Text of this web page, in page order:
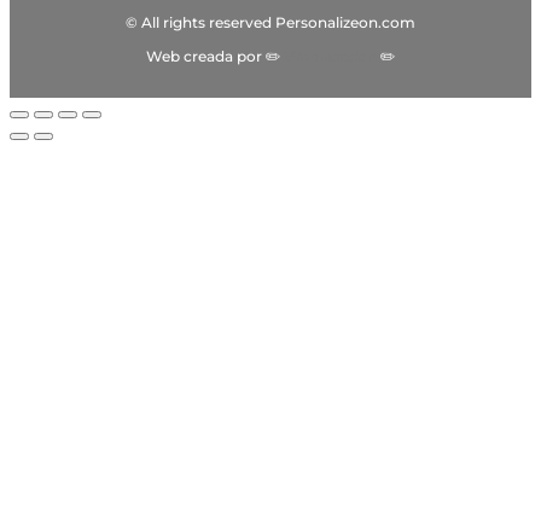
© All rights reserved Personalizeon.com
Web creada por ✏️
✏️